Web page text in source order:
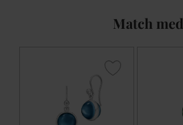
Match med